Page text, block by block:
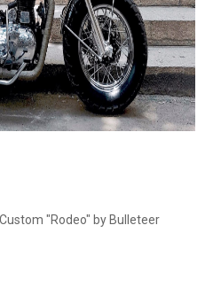
"Rodeo" by Bulleteer